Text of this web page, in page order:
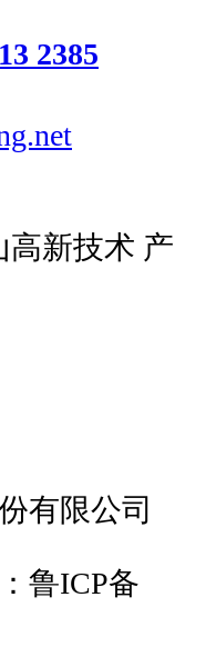
2385
高新技术 产
有限公司
鲁ICP备